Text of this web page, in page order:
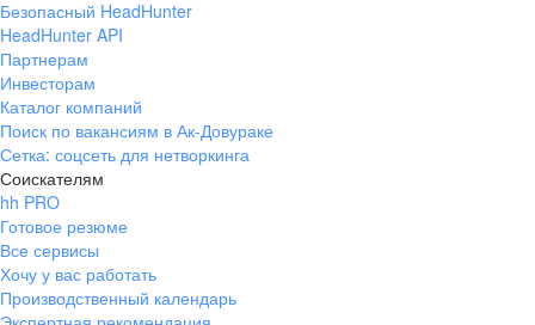
Безопасный HeadHunter
HeadHunter API
Партнерам
Инвесторам
Каталог компаний
Поиск по вакансиям в Ак-Довураке
Сетка: соцсеть для нетворкинга
Соискателям
hh PRO
Готовое резюме
Все сервисы
Хочу у вас работать
Производственный календарь